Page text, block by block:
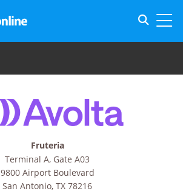
Fruteria
Terminal A, Gate A03
9800 Airport Boulevard
San Antonio, TX 78216